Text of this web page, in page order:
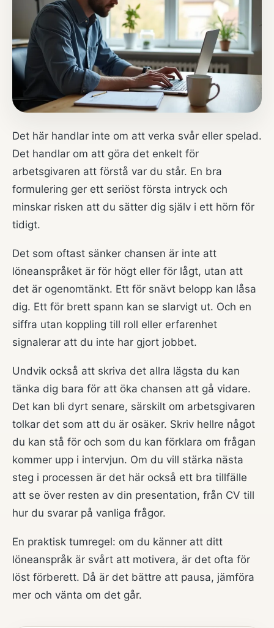
Det här handlar inte om att verka svår eller spelad.
Det handlar om att göra det enkelt för
arbetsgivaren att förstå var du står. En bra
formulering ger ett seriöst första intryck och
minskar risken att du sätter dig själv i ett hörn för
tidigt.
Det som oftast sänker chansen är inte att
löneanspråket är för högt eller för lågt, utan att
det är ogenomtänkt. Ett för snävt belopp kan låsa
dig. Ett för brett spann kan se slarvigt ut. Och en
siffra utan koppling till roll eller erfarenhet
signalerar att du inte har gjort jobbet.
Undvik också att skriva det allra lägsta du kan
tänka dig bara för att öka chansen att gå vidare.
Det kan bli dyrt senare, särskilt om arbetsgivaren
tolkar det som att du är osäker. Skriv hellre något
du kan stå för och som du kan förklara om frågan
kommer upp i intervjun. Om du vill stärka nästa
steg i processen är det här också ett bra tillfälle
att se över resten av din presentation, från CV till
hur du svarar på vanliga frågor.
En praktisk tumregel: om du känner att ditt
löneanspråk är svårt att motivera, är det ofta för
löst förberett. Då är det bättre att pausa, jämföra
mer och vänta om det går.